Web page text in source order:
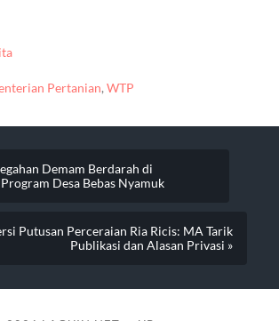
Pertanian,WTP
Demam Berdarah di
Desa Bebas Nyamuk
Putusan Perceraian Ria Ricis: MA Tarik
Publikasi dan Alasan Privasi »